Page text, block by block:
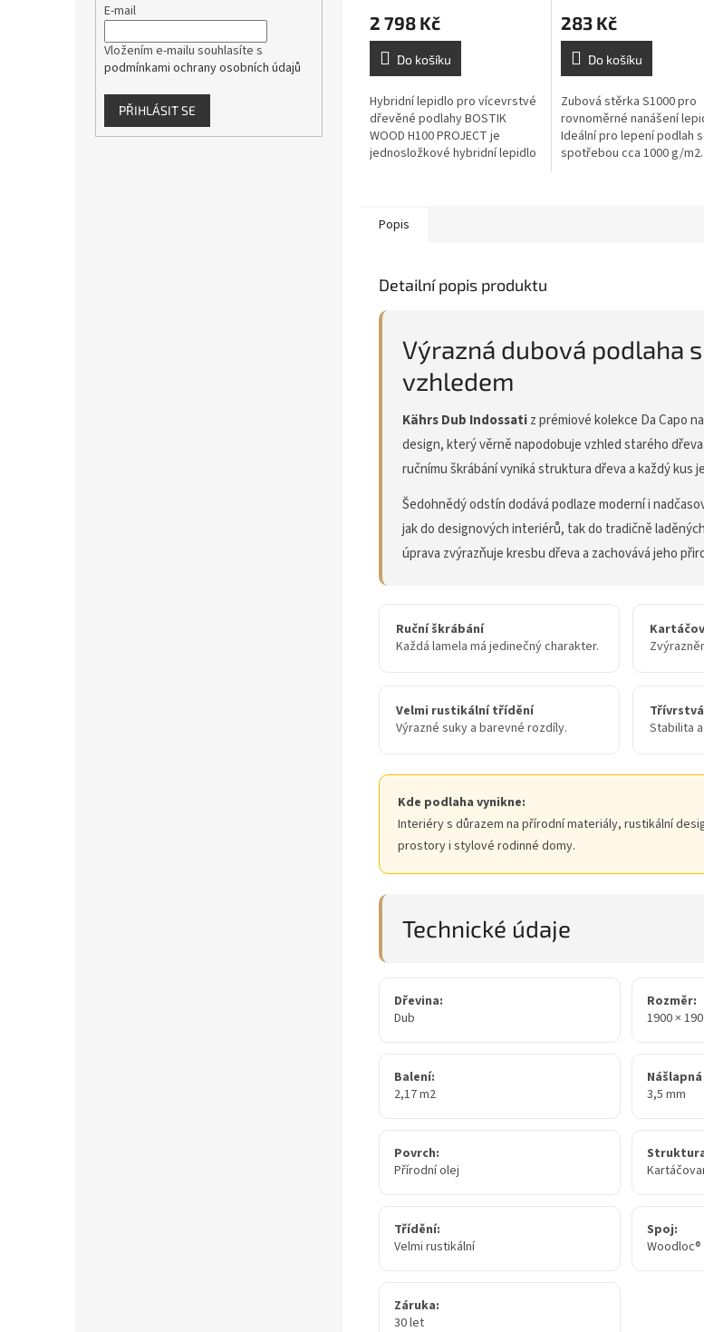
E-mail
Vložením e-mailu souhlasíte s
podmínkami ochrany osobních údajů
PŘIHLÁSIT SE
2 798 Kč
Do košíku
Hybridní lepidlo pro vícevrstvé
dřevěné podlahy BOSTIK
WOOD H100 PROJECT je
jednosložkové hybridní lepidlo
283 Kč
Do košíku
Zubová stěrka S1000 pro
rovnoměrné nanášení
Ideální pro lepení podlah
spotřebou cca 1000 g/m2.
Popis
Detailní popis produktu
Výrazná dubová podlaha
vzhledem
Kährs Dub Indossatiz prémiové kolekce Da Capo
design, který věrně napodobuje vzhled starého
ručnímu škrábání vyniká struktura dřeva a každý kus
Šedohnědý odstín dodává podlaze moderní i
jak do designových interiérů, tak do tradičně
úprava zvýrazňuje kresbu dřeva a zachovává jeho
Ruční škrábání
Každá lamela má jedinečný charakter.
Velmi rustikální třídění
Výrazné suky a barevné rozdíly.
Stabilita
Kde podlaha vynikne:
Interiéry s důrazem na přírodní materiály, rustikální
prostory i stylové rodinné domy.
Technické údaje
Dřevina:
Dub
Rozměr:
1900 ×
Balení:
2,17 m2
3,5 mm
Povrch:
Přírodní olej
Třídění:
Velmi rustikální
Spoj:
Woodloc®
Záruka:
30 let